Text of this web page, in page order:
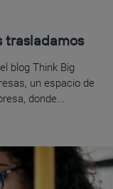
trasladamos
blog Think Big
un espacio de
donde...